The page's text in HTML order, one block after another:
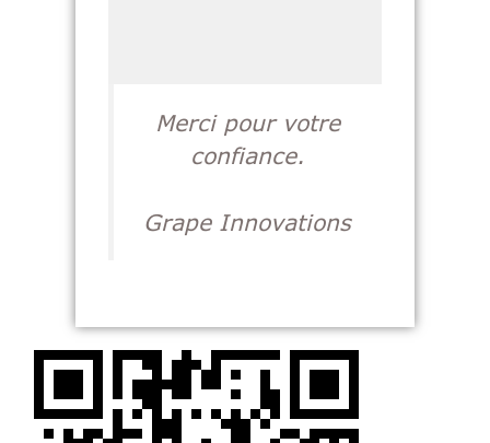
Merci pour votre
confiance.
Grape Innovations